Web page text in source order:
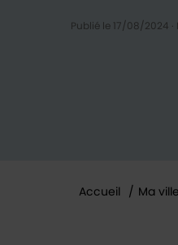
Publié le 17/08/2024 ·
Accueil / Ma ville